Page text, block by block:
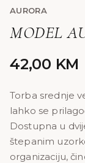
AURORA
MODEL
42,00 KM
Torba srednje
lahko se
Dostupna u
štepanim
organizaciju,